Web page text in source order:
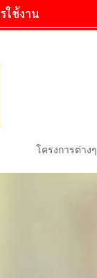
ใช้งาน
โครงการต่างๆ